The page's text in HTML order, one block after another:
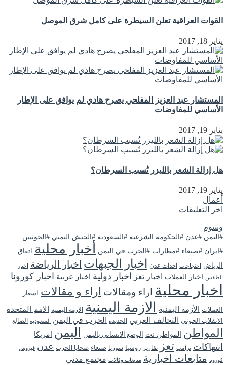
القوات العراقية تعلن السيطرة على كامل شرق الموصل
يناير 18, 2017
المستشار عبد العزيز المفلحي يصرح هادي لم يوافق على الإطار
الأساسي للمفاوضات
يناير 19, 2017
هل إزالة الشعر بالليزر تُسبب السرطان؟
يناير 19, 2017
أعمال
اخر التعليقات
وسوم
#اليمن #عدن #الحكومة الشرعية #السعودية #الجيش اليمني #الحوثيين
#ايران #صنعاء #مطارات #الحرب في اليمن
أخبار محلية
اتفاق
الرياض
احتجاجات احداث عدن اخبار الجبهات اخبار الرياضة اخبار
الطقس
اخبار العملات اخبار تعز اخبار دولية اخبار عربية اخبار كورونا
اخبار محلية اراء ومقالات اراء و مقالات اسعار
العملات الأزمة اليمنية الازمة اليمنية الازمه اليمنيه الامم المتحدة
الانقلاب الحوثي التحالف العربي الحديدة الحرب في اليمن السعودية الضالع
المواطن المواطن نت الوضع الانساني باليمن اليمن امريكا
انتهاكات ترامب تعز تقارير روسيا سوريا صنعاء ضحايا الحرب عدن فيروس
كورونا متابعات اخبارية متابعات وكالات مجتمع مدني